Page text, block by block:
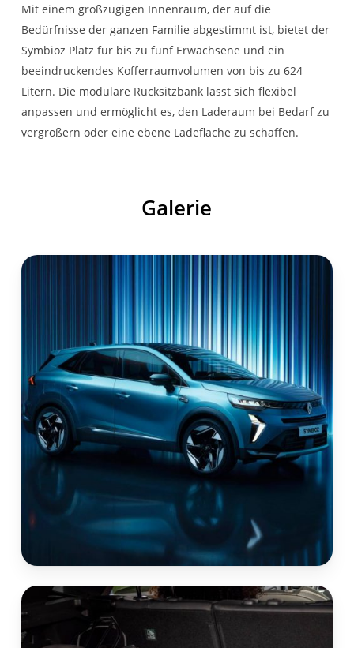
Leichtmetallräder
Bereifung 215/55 R18
(auf Leichtmetallrad)
Mit einem großzügigen Innenraum, der auf die
Bedürfnisse der ganzen Familie abgestimmt ist, bietet der
Symbioz Platz für bis zu fünf Erwachsene und ein
beeindruckendes Kofferraumvolumen von bis zu 624
Litern. Die modulare Rücksitzbank lässt sich flexibel
anpassen und ermöglicht es, den Laderaum bei Bedarf zu
vergrößern oder eine ebene Ladefläche zu schaffen.
Galerie